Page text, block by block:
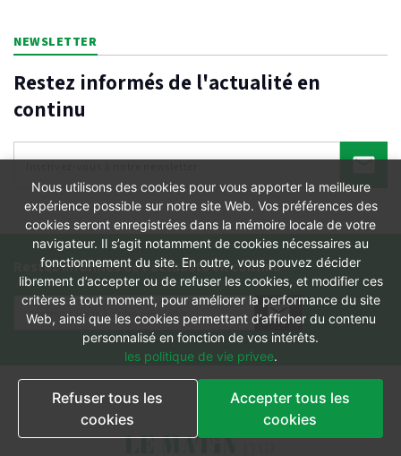
NEWSLETTER
Restez informés de l'actualité en
continu
Restez informés de l'actualité en continu
Nous utilisons des cookies pour vous apporter la meilleure
expérience possible sur notre site Web. Vos préférences des
cookies seront enregistrées dans la mémoire locale de votre
navigateur. Il s’agit notamment de cookies nécessaires au
fonctionnement du site. En outre, vous pouvez décider
librement d’accepter ou de refuser les cookies, et modifier ces
critères à tout moment, pour améliorer la performance du site
Web, ainsi que les cookies permettant d’afficher du contenu
personnalisé en fonction de vos intérêts.
les politique de vie privee.
Refuser tous les
cookies
Accepter tous les
cookies